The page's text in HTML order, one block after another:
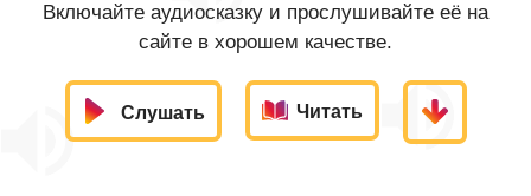
Включайте аудиосказку и прослушивайте её на
сайте в хорошем качестве.
Слушать Читать